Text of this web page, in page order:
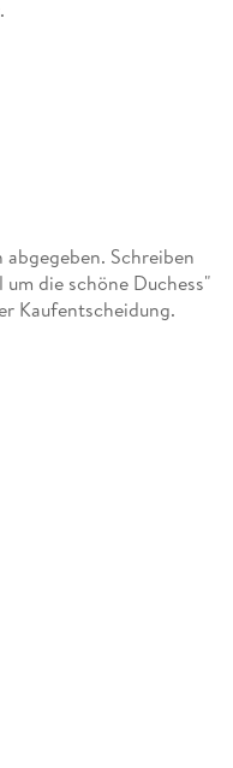
Schreiben
die schöne Duchess"
Kaufentscheidung.